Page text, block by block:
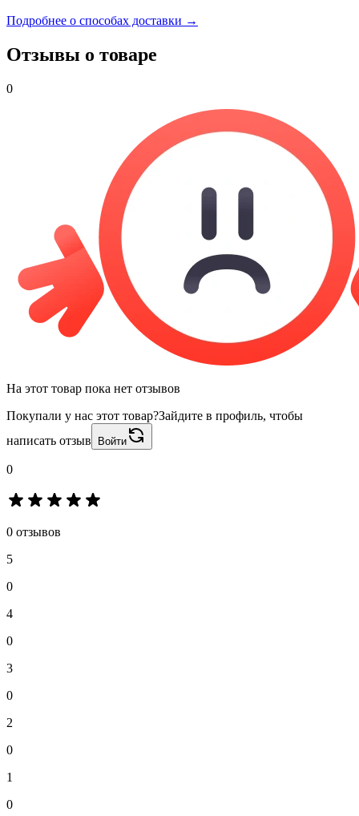
Подробнее о способах доставки →
Отзывы о товаре
0
На этот товар пока нет отзывов
Покупали у нас этот товар?Зайдите в профиль, чтобы
написать отзыв
Войти
0
0 отзывов
5
0
4
0
3
0
2
0
1
0